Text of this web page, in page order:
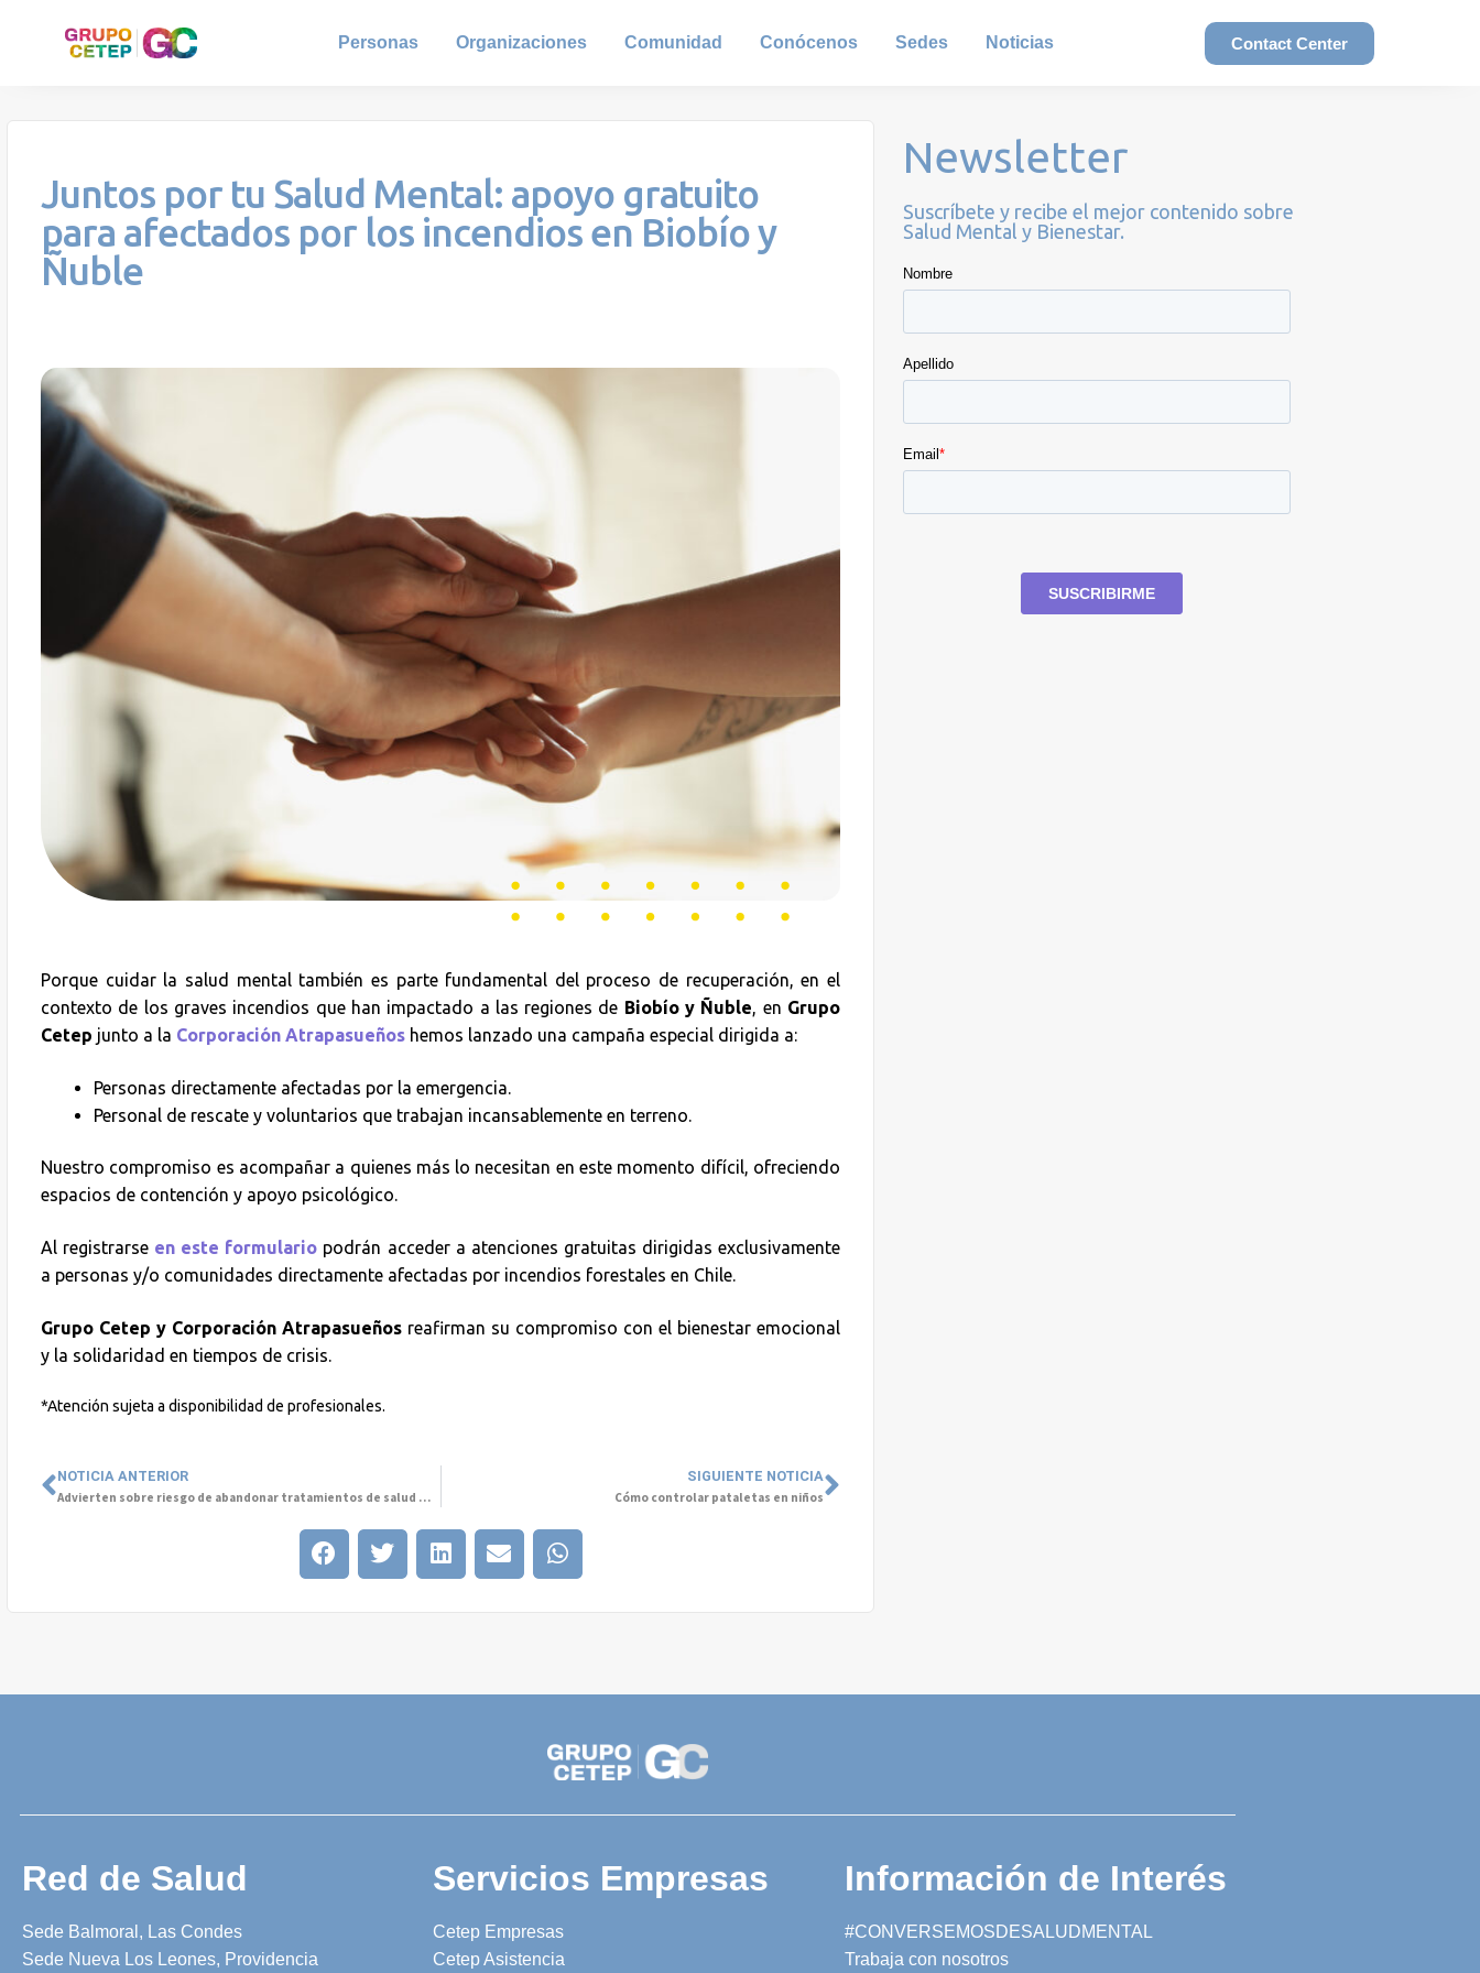
Personas Organizaciones Comunidad Conócenos Sedes Noticias Contact Center
Juntos por tu Salud Mental: apoyo gratuito
para afectados por los incendios en Biobío y
Ñuble
Porque cuidar la salud mental también es parte fundamental del proceso de recuperación, en el
contexto de los graves incendios que han impactado a las regiones de Biobío y Ñuble, en Grupo
Cetep junto a la Corporación Atrapasueños hemos lanzado una campaña especial dirigida a:
Personas directamente afectadas por la emergencia.
Personal de rescate y voluntarios que trabajan incansablemente en terreno.
Nuestro compromiso es acompañar a quienes más lo necesitan en este momento difícil, ofreciendo
espacios de contención y apoyo psicológico.
Al registrarse en este formulario podrán acceder a atenciones gratuitas dirigidas exclusivamente
a personas y/o comunidades directamente afectadas por incendios forestales en Chile.
Grupo Cetep y Corporación Atrapasueños reafirman su compromiso con el bienestar emocional
y la solidaridad en tiempos de crisis.
*Atención sujeta a disponibilidad de profesionales.
NOTICIA ANTERIOR
Advierten sobre riesgo de abandonar tratamientos de salud mental en verano
SIGUIENTE NOTICIA
Cómo controlar pataletas en niños
Newsletter
Suscríbete y recibe el mejor contenido sobre
Salud Mental y Bienestar.
Red de Salud
Sede Balmoral, Las Condes
Sede Nueva Los Leones, Providencia
Servicios Empresas
Cetep Empresas
Cetep Asistencia
Información de Interés
#CONVERSEMOSDESALUDMENTAL
Trabaja con nosotros